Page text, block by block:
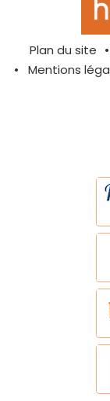
Plan du site
Mentions